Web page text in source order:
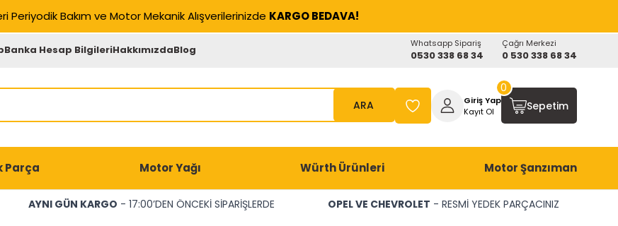
Periyodik Bakım ve Motor Mekanik Alışverilerinizde KARGO BEDAVA!
Banka Hesap BilgileriHakkımızdaBlog Whatsapp Sipariş
0530 338 68 34
Çağrı Merkezi
0 530 338 68 34
ARA
Giriş Yap
Kayıt Ol
Sepetim
0
Parça Motor Yağı Würth Ürünleri Motor Şanzıman
AYNI GÜN KARGO - 17:00’DEN ÖNCEKİ SİPARİŞLERDE OPEL VE CHEVROLET - RESMİ YEDEK PARÇACINIZ